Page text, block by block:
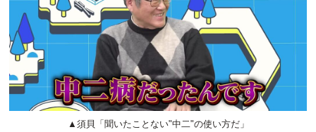
▲須貝「聞いたことない"中二"の使い方だ」